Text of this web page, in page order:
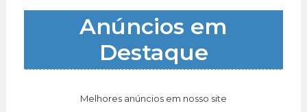
Anúncios em
Destaque
Melhores anúncios em nosso site